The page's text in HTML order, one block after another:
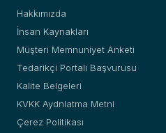
Hakkımızda
İnsan Kaynakları
Müşteri Memnuniyet Anketi
Tedarikçi Portalı Başvurusu
Kalite Belgeleri
KVKK Aydnlatma Metni
Çerez Politikası